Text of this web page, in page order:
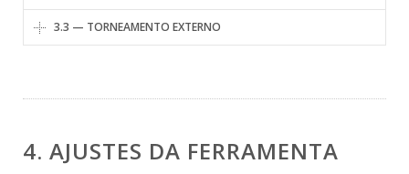
3.3 — TORNEAMENTO EXTERNO
4. AJUSTES DA FERRAMENTA